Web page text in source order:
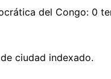
del Congo: 0
ciudad indexado.